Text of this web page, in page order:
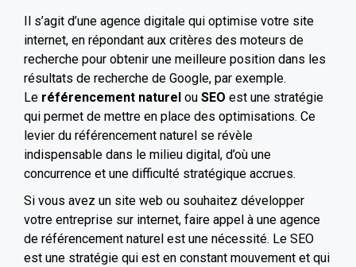
Il s’agit d’une agence digitale qui optimise votre site
internet, en répondant aux critères des moteurs de
recherche pour obtenir une meilleure position dans les
résultats de recherche de Google, par exemple.
Le référencement naturel ou SEO est une stratégie
qui permet de mettre en place des optimisations. Ce
levier du référencement naturel se révèle
indispensable dans le milieu digital, d’où une
concurrence et une difficulté stratégique accrues.
Si vous avez un site web ou souhaitez développer
votre entreprise sur internet, faire appel à une agence
de référencement naturel est une nécessité. Le SEO
est une stratégie qui est en constant mouvement et qui